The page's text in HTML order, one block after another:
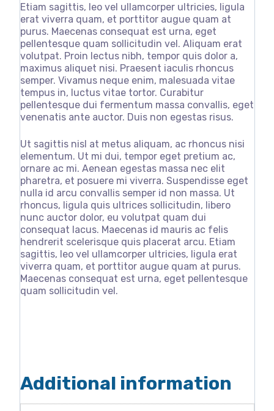
Etiam sagittis, leo vel ullamcorper ultricies, ligula
erat viverra quam, et porttitor augue quam at
purus. Maecenas consequat est urna, eget
pellentesque quam sollicitudin vel. Aliquam erat
volutpat. Proin lectus nibh, tempor quis dolor a,
maximus aliquet nisi. Praesent iaculis rhoncus
semper. Vivamus neque enim, malesuada vitae
tempus in, luctus vitae tortor. Curabitur
pellentesque dui fermentum massa convallis, eget
venenatis ante auctor. Duis non egestas risus.
Ut sagittis nisl at metus aliquam, ac rhoncus nisi
elementum. Ut mi dui, tempor eget pretium ac,
ornare ac mi. Aenean egestas massa nec elit
pharetra, et posuere mi viverra. Suspendisse eget
nulla id arcu convallis semper id non massa. Ut
rhoncus, ligula quis ultrices sollicitudin, libero
nunc auctor dolor, eu volutpat quam dui
consequat lacus. Maecenas id mauris ac felis
hendrerit scelerisque quis placerat arcu. Etiam
sagittis, leo vel ullamcorper ultricies, ligula erat
viverra quam, et porttitor augue quam at purus.
Maecenas consequat est urna, eget pellentesque
quam sollicitudin vel.
Additional information